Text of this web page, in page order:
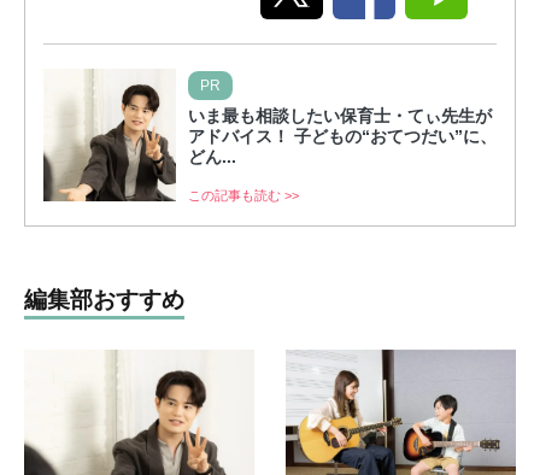
PR
いま最も相談したい保育士・てぃ先生が
アドバイス！ 子どもの“おてつだい”に、
どん...
この記事も読む >>
編集部おすすめ